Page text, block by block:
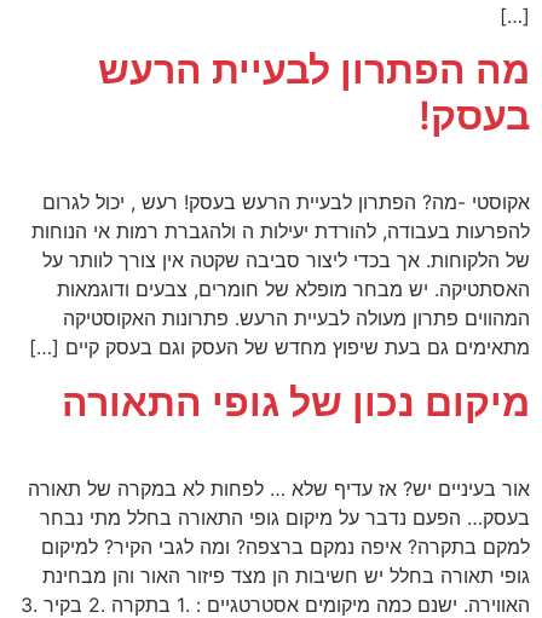
[…]
מה הפתרון לבעיית הרעש
בעסק!
אקוסטי -מה? הפתרון לבעיית הרעש בעסק! רעש , יכול לגרום
להפרעות בעבודה, להורדת יעילות ה ולהגברת רמות אי הנוחות
של הלקוחות. אך בכדי ליצור סביבה שקטה אין צורך לוותר על
האסתטיקה. יש מבחר מופלא של חומרים, צבעים ודוגמאות
המהווים פתרון מעולה לבעיית הרעש. פתרונות האקוסטיקה
מתאימים גם בעת שיפוץ מחדש של העסק וגם בעסק קיים […]
מיקום נכון של גופי התאורה
אור בעיניים יש? אז עדיף שלא … לפחות לא במקרה של תאורה
בעסק… הפעם נדבר על מיקום גופי התאורה בחלל מתי נבחר
למקם בתקרה? איפה נמקם ברצפה? ומה לגבי הקיר? למיקום
גופי תאורה בחלל יש חשיבות הן מצד פיזור האור והן מבחינת
האווירה. ישנם כמה מיקומים אסטרטגיים : .1 בתקרה .2 בקיר .3